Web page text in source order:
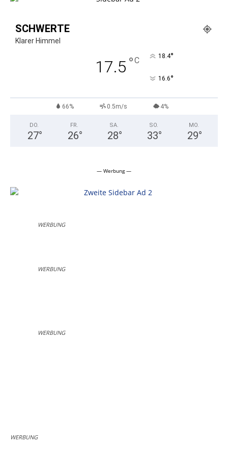
SCHWERTE
Klarer Himmel
17.5 °C 18.4°
16.6°
66% 0.5m/s 4%
DO.
27°
FR.
26°
SA.
28°
SO.
33°
MO.
29°
— Werbung —
WERBUNG
WERBUNG
WERBUNG
WERBUNG